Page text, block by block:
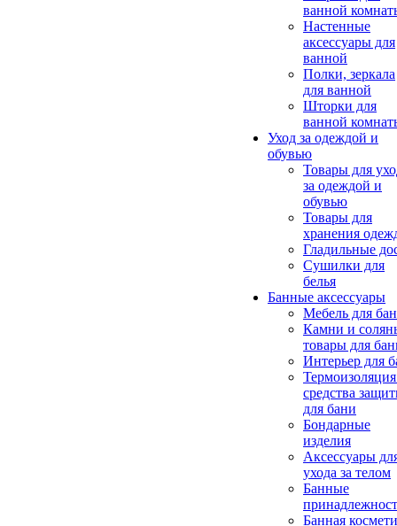
ванной
Настенные
аксессуары для
ванной
Полки, зеркала
для ванной
Шторки для
ванной
Уход за одеждой и
обувью
Товары для
за одеждой и
обувью
Товары для
хранения
Гладильные
Сушилки для
белья
Банные аксессуары
Мебель для
Камни и
товары для
Интерьер для
средства
для бани
Бондарные
изделия
Аксеcсуары
ухода за телом
Банные
Банная